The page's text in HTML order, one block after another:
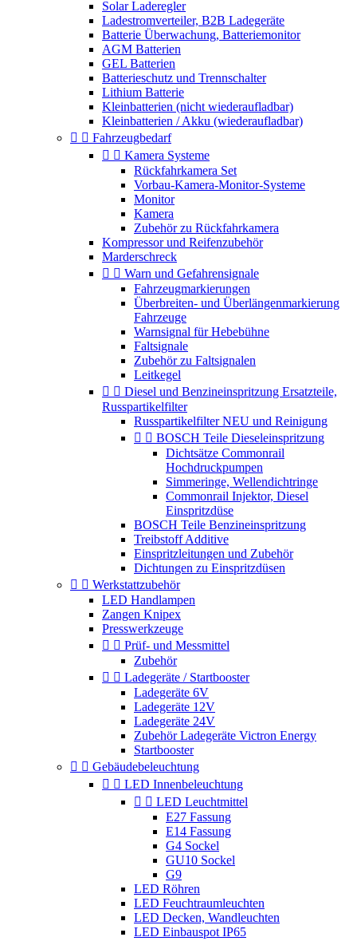
Solar Laderegler
Ladestromverteiler, B2B Ladegeräte
Batterie Überwachung, Batteriemonitor
AGM Batterien
GEL Batterien
Batterieschutz und Trennschalter
Lithium Batterie
Kleinbatterien (nicht wiederaufladbar)
Kleinbatterien / Akku (wiederaufladbar)
  Fahrzeugbedarf
  Kamera Systeme
Rückfahrkamera Set
Vorbau-Kamera-Monitor-Systeme
Monitor
Kamera
Zubehör zu Rückfahrkamera
Kompressor und Reifenzubehör
Marderschreck
  Warn und Gefahrensignale
Fahrzeugmarkierungen
Überbreiten- und Überlängenmarkierung
Fahrzeuge
Warnsignal für Hebebühne
Faltsignale
Zubehör zu Faltsignalen
Leitkegel
  Diesel und Benzineinspritzung Ersatzteile,
Russpartikelfilter
Russpartikelfilter NEU und Reinigung
  BOSCH Teile Dieseleinspritzung
Dichtsätze Commonrail
Hochdruckpumpen
Simmeringe, Wellendichtringe
Commonrail Injektor, Diesel
Einspritzdüse
BOSCH Teile Benzineinspritzung
Treibstoff Additive
Einspritzleitungen und Zubehör
Dichtungen zu Einspritzdüsen
  Werkstattzubehör
LED Handlampen
Zangen Knipex
Presswerkzeuge
  Prüf- und Messmittel
Zubehör
  Ladegeräte / Startbooster
Ladegeräte 6V
Ladegeräte 12V
Ladegeräte 24V
Zubehör Ladegeräte Victron Energy
Startbooster
  Gebäudebeleuchtung
  LED Innenbeleuchtung
  LED Leuchtmittel
E27 Fassung
E14 Fassung
G4 Sockel
GU10 Sockel
G9
LED Röhren
LED Feuchtraumleuchten
LED Decken, Wandleuchten
LED Einbauspot IP65